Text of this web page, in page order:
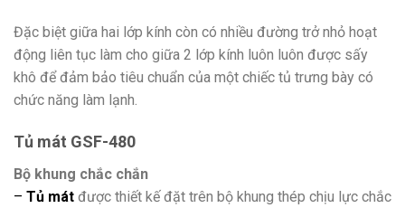
Đặc biệt giữa hai lớp kính còn có nhiều đường trở nhỏ hoạt
động liên tục làm cho giữa 2 lớp kính luôn luôn được sấy
khô để đảm bảo tiêu chuẩn của một chiếc tủ trưng bày có
chức năng làm lạnh.
Tủ mát GSF-480
Bộ khung chắc chắn
– Tủ mát được thiết kế đặt trên bộ khung thép chịu lực chắc